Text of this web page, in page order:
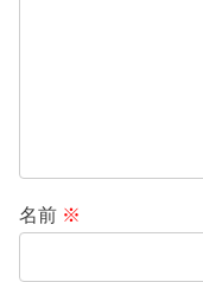
名前 ※